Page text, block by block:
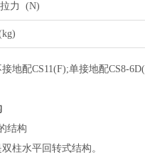
力 (N)
地配CS11(F);单接地配CS8-
结构
柱水平回转式结构。